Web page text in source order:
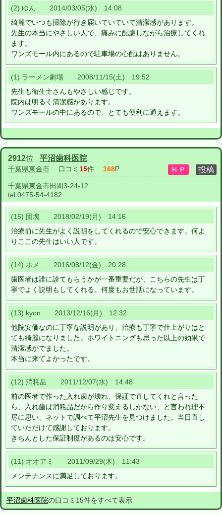
(2) ゆん 2014/03/05(水) 14:08
綺麗でいつも掃除が行き届いていていて清潔感があります。
先生の本当にやさしい人で、痛みに配慮しながら治療してくれ
ます。
ワンズモール内にあるので駐車場の心配はありません。
(1) ラーメン劇場 2008/11/15(土) 19:52
先生も衛生士さんもやさしい感じです。
院内は明るく清潔感があります。
ワンズモールの中にあるので、とても便利に通えます。
2912位 平沼歯科医院
千葉県東金市 口コミ 15件 168P
千葉県東金市田間3-24-12
tel:0475-54-4182
(15) 団塊 2018/02/19(月) 14:16
治療前に先生がよく説明をしてくれるので安心できます。何よ
りここの先生はいい人です。
(14) ポメ 2016/08/12(金) 20:28
歯医者は誰に診てもらうかが一番重要だが、こちらの先生は丁
寧でよく説明もしてくれる。何度もお世話になっています。
(13) kyon 2013/12/16(月) 12:32
他院安価なのに丁寧な説明があり、治療も丁寧で仕上がりはと
ても綺麗になりました。ホワイトニングも思った以上の効果で
清潔感がでました。
本当に来てよかったです。
(12) 消耗品 2011/12/07(水) 14:48
前の医者で作った入れ歯が壊れ、保証で直してくれと言った
ら、入れ歯は消耗品だから作り変えるしかない、と言われ理不
尽に思い、ネットで調べて平沼先生を見つけました。当日直し
ていただけて感謝しております。
きちんとした保証制度があるのは安心です。
(11) オオアミ 2011/09/29(木) 11:43
メンテナンスに満足しております。
平沼歯科医院の口コミ15件をすべて表示